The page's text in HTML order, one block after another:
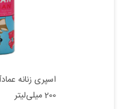
اسپری زنانه
200 میلی‌لیتر